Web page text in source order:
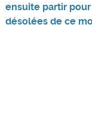
ensuite partir
désolées de ce